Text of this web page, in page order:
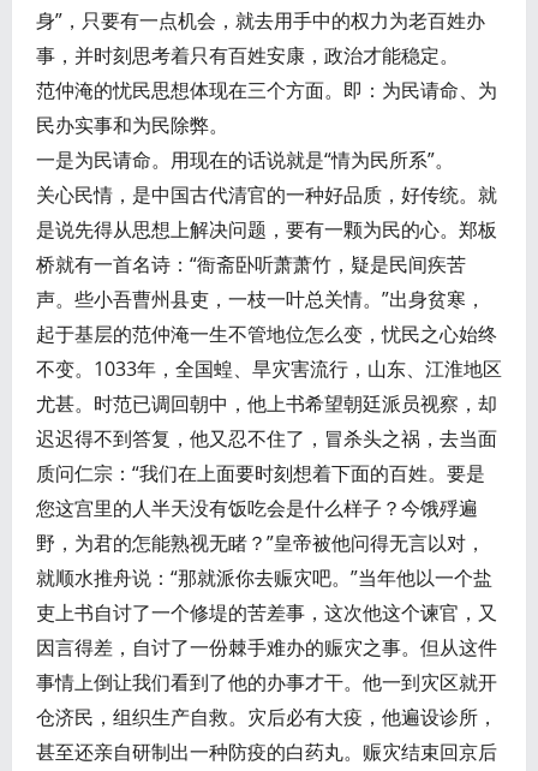
身”，只要有一点机会，就去用手中的权力为老百姓办
事，并时刻思考着只有百姓安康，政治才能稳定。
范仲淹的忧民思想体现在三个方面。即：为民请命、为
民办实事和为民除弊。
一是为民请命。用现在的话说就是“情为民所系”。
关心民情，是中国古代清官的一种好品质，好传统。就
是说先得从思想上解决问题，要有一颗为民的心。郑板
桥就有一首名诗：“衙斋卧听萧萧竹，疑是民间疾苦
声。些小吾曹州县吏，一枝一叶总关情。”出身贫寒，
起于基层的范仲淹一生不管地位怎么变，忧民之心始终
不变。1033年，全国蝗、旱灾害流行，山东、江淮地区
尤甚。时范已调回朝中，他上书希望朝廷派员视察，却
迟迟得不到答复，他又忍不住了，冒杀头之祸，去当面
质问仁宗：“我们在上面要时刻想着下面的百姓。要是
您这宫里的人半天没有饭吃会是什么样子？今饿殍遍
野，为君的怎能熟视无睹？”皇帝被他问得无言以对，
就顺水推舟说：“那就派你去赈灾吧。”当年他以一个盐
吏上书自讨了一个修堤的苦差事，这次他这个谏官，又
因言得差，自讨了一份棘手难办的赈灾之事。但从这件
事情上倒让我们看到了他的办事才干。他一到灾区就开
仓济民，组织生产自救。灾后必有大疫，他遍设诊所，
甚至还亲自研制出一种防疫的白药丸。赈灾结束回京后